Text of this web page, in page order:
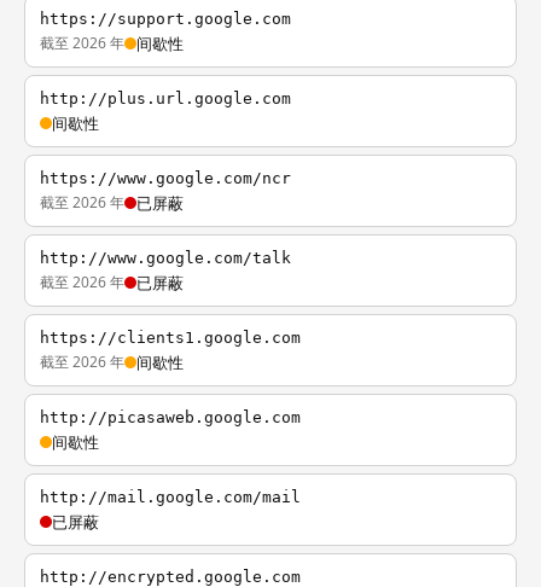
https://support.google.com
截至 2026 年 间歇性
http://plus.url.google.com
间歇性
https://www.google.com/ncr
截至 2026 年 已屏蔽
http://www.google.com/talk
截至 2026 年 已屏蔽
https://clients1.google.com
截至 2026 年 间歇性
http://picasaweb.google.com
间歇性
http://mail.google.com/mail
已屏蔽
http://encrypted.google.com